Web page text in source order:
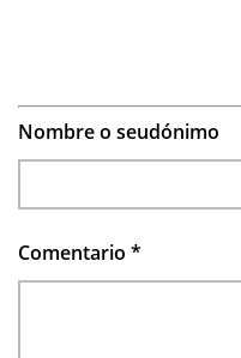
Nombre o seudónimo
Comentario *